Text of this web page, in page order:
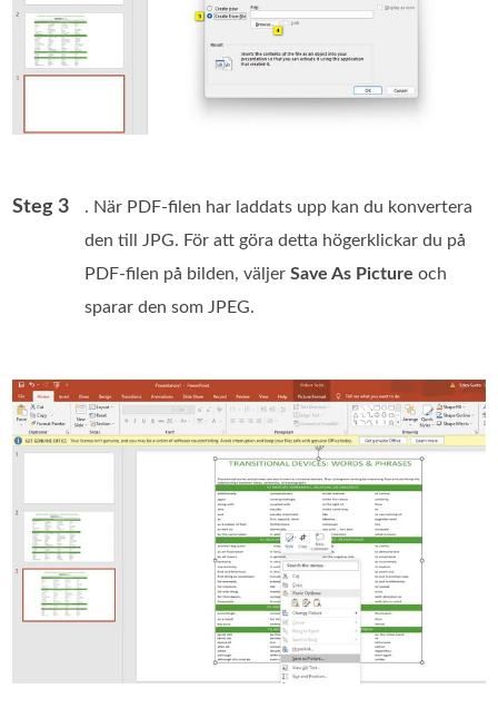
Steg 3
. När PDF‑filen har laddats upp kan du konvertera
den till JPG. För att göra detta högerklickar du på
PDF‑filen på bilden, väljerSave As Picture och
sparar den som JPEG.